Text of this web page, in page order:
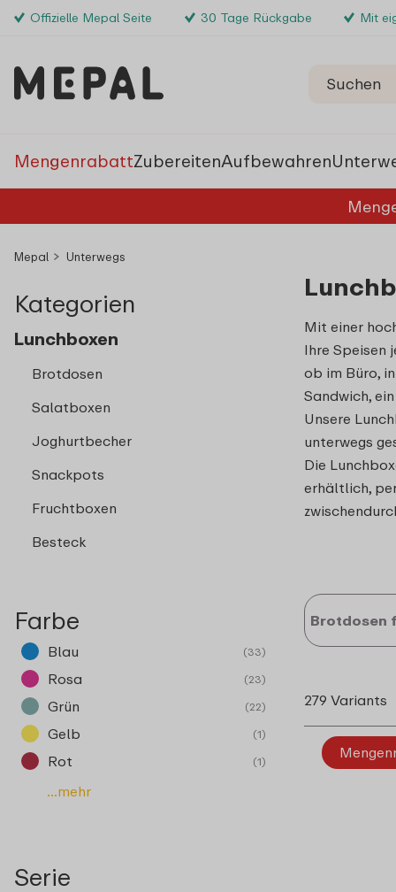
Offizielle Mepal Seite 30 Tage Rückgabe Mit
MengenrabattZubereitenAufbewahren
Mepal Unterwegs
Kategorien
Lunchboxen
Brotdosen
Salatboxen
Joghurtbecher
Snackpots
Fruchtboxen
Besteck
Farbe
Blau (33)
Rosa (23)
Grün (22)
Gelb (1)
Rot (1)
...mehr
Serie
Mit einer
Ihre Speisen
ob im Büro,
Sandwich,
Unsere
unterwegs
Die
erhältlich,
Brotdosen
279 Variants